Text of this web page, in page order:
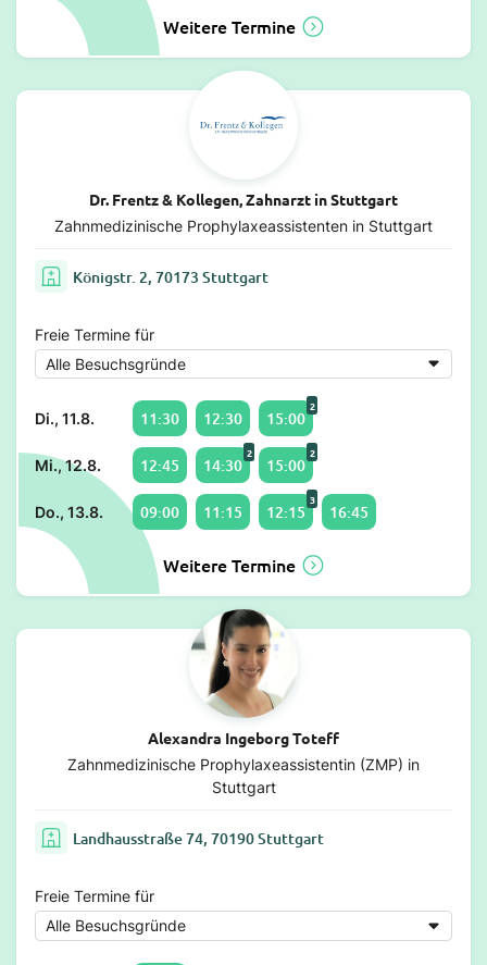
Weitere Termine
Dr. Frentz & Kollegen, Zahnarzt in Stuttgart
Zahnmedizinische Prophylaxeassistenten in Stuttgart
Königstr. 2, 70173 Stuttgart
Freie Termine für
Di., 11.8. 11:30 12:30 15:00
2
Mi., 12.8. 12:45 14:30
2
15:00
2
Do., 13.8. 09:00 11:15 12:15
3
16:45
Weitere Termine
Alexandra Ingeborg Toteff
Zahnmedizinische Prophylaxeassistentin (ZMP) in
Stuttgart
Landhausstraße 74, 70190 Stuttgart
Freie Termine für